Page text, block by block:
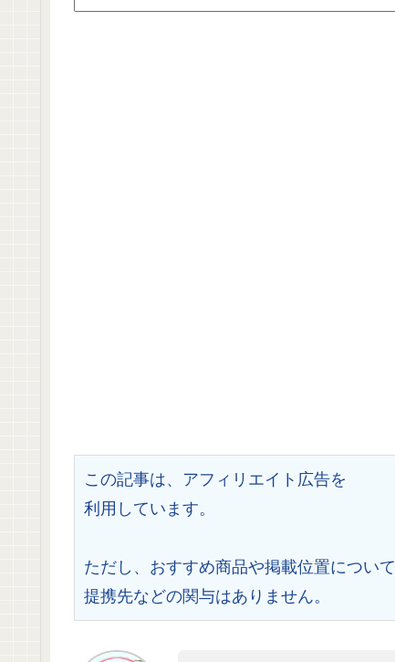
この記事は、アフィリエイト広告を
利用しています。
ただし、おすすめ商品や掲載位置について
提携先などの関与はありません。